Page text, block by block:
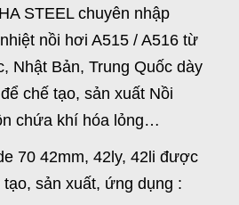
STEEL chuyên nhập
nồi hơi A515 / A516 từ
Nhật Bản, Trung Quốc dày
chế tạo, sản xuất Nồi
chứa khí hóa lỏng…
70 42mm, 42ly, 42li được
sản xuất, ứng dụng :